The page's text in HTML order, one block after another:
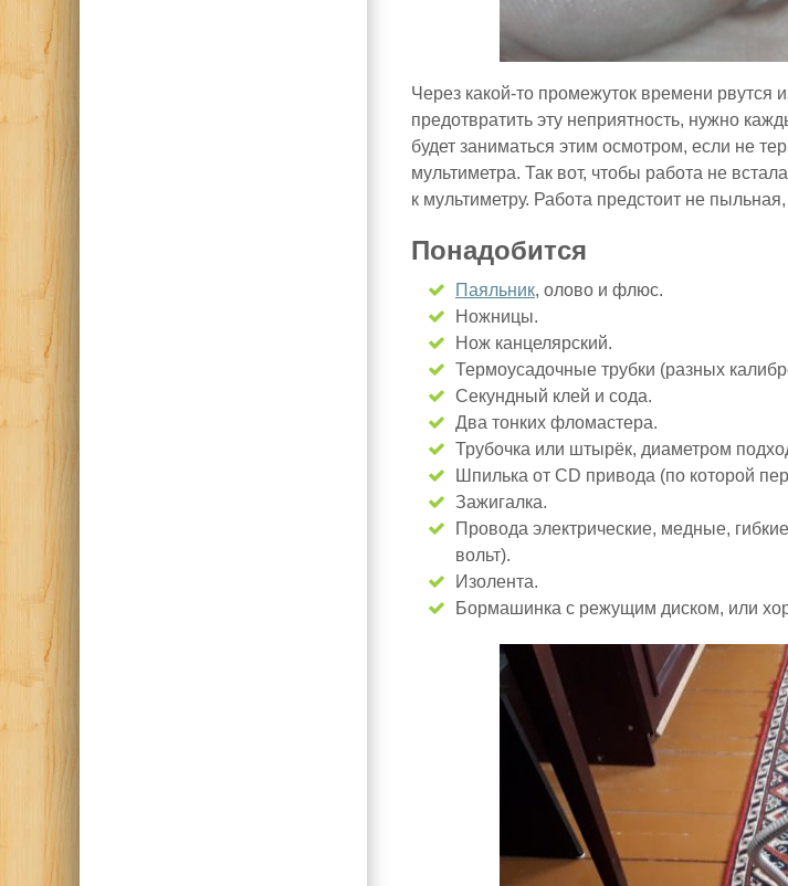
Через какой-то промежуток времени
предотвратить эту неприятность, нужно
будет заниматься этим осмотром, если не
мультиметра. Так вот, чтобы работа не
к мультиметру. Работа предстоит не
Понадобится
Паяльник, олово и флюс.
Ножницы.
Нож канцелярский.
Термоусадочные трубки (разных
Секундный клей и сода.
Два тонких фломастера.
Трубочка или штырёк, диаметром
Шпилька от CD привода (по которой
Зажигалка.
Провода электрические, медные,
вольт).
Изолента.
Бормашинка с режущим диском, или